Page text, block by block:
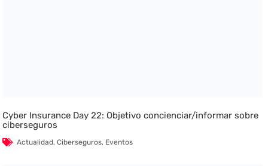
Cyber Insurance Day 22: Objetivo concienciar/informar sobre
ciberseguros
Actualidad,Ciberseguros, Eventos